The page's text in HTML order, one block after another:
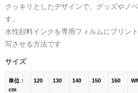
クッキリとしたデザインで、グッズやノ
す。
水性顔料インクを専用フィルムにプリン
写させる方法です
サイズ
単位：
cm
120 130 140 150 160